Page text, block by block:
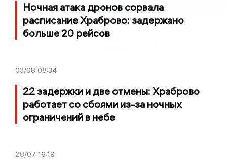
Ночная атака дронов сорвала
расписание Храброво: задержано
больше 20 рейсов
03/08 08:34
22 задержки и две отмены: Храброво
работает со сбоями из-за ночных
ограничений в небе
28/07 16:19